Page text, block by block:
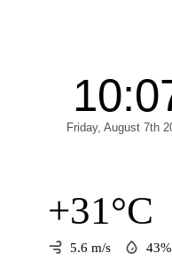
+31°C
5.6 m/s 43%